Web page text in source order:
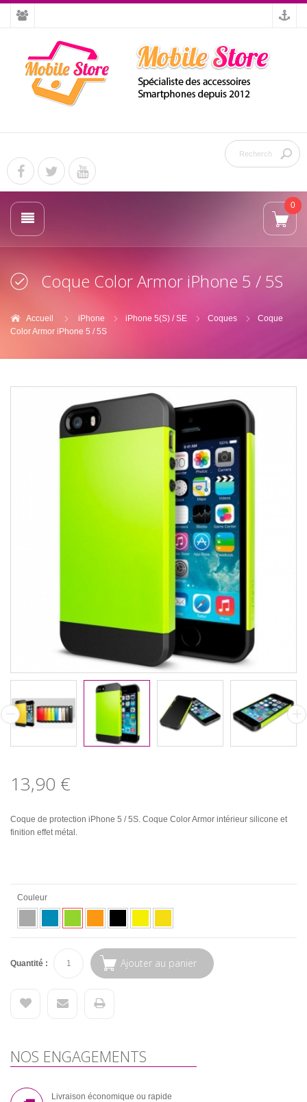
0
Coque Color Armor iPhone 5 / 5S
Accueil iPhone iPhone 5(S) / SE Coques
Coque
Color Armor iPhone 5 / 5S
13,90 €
Coque de protection iPhone 5 / 5S. Coque Color Armor intérieur silicone et
finition effet métal.
Couleur
Quantité : Ajouter au panier
NOS ENGAGEMENTS
Livraison économique ou rapide